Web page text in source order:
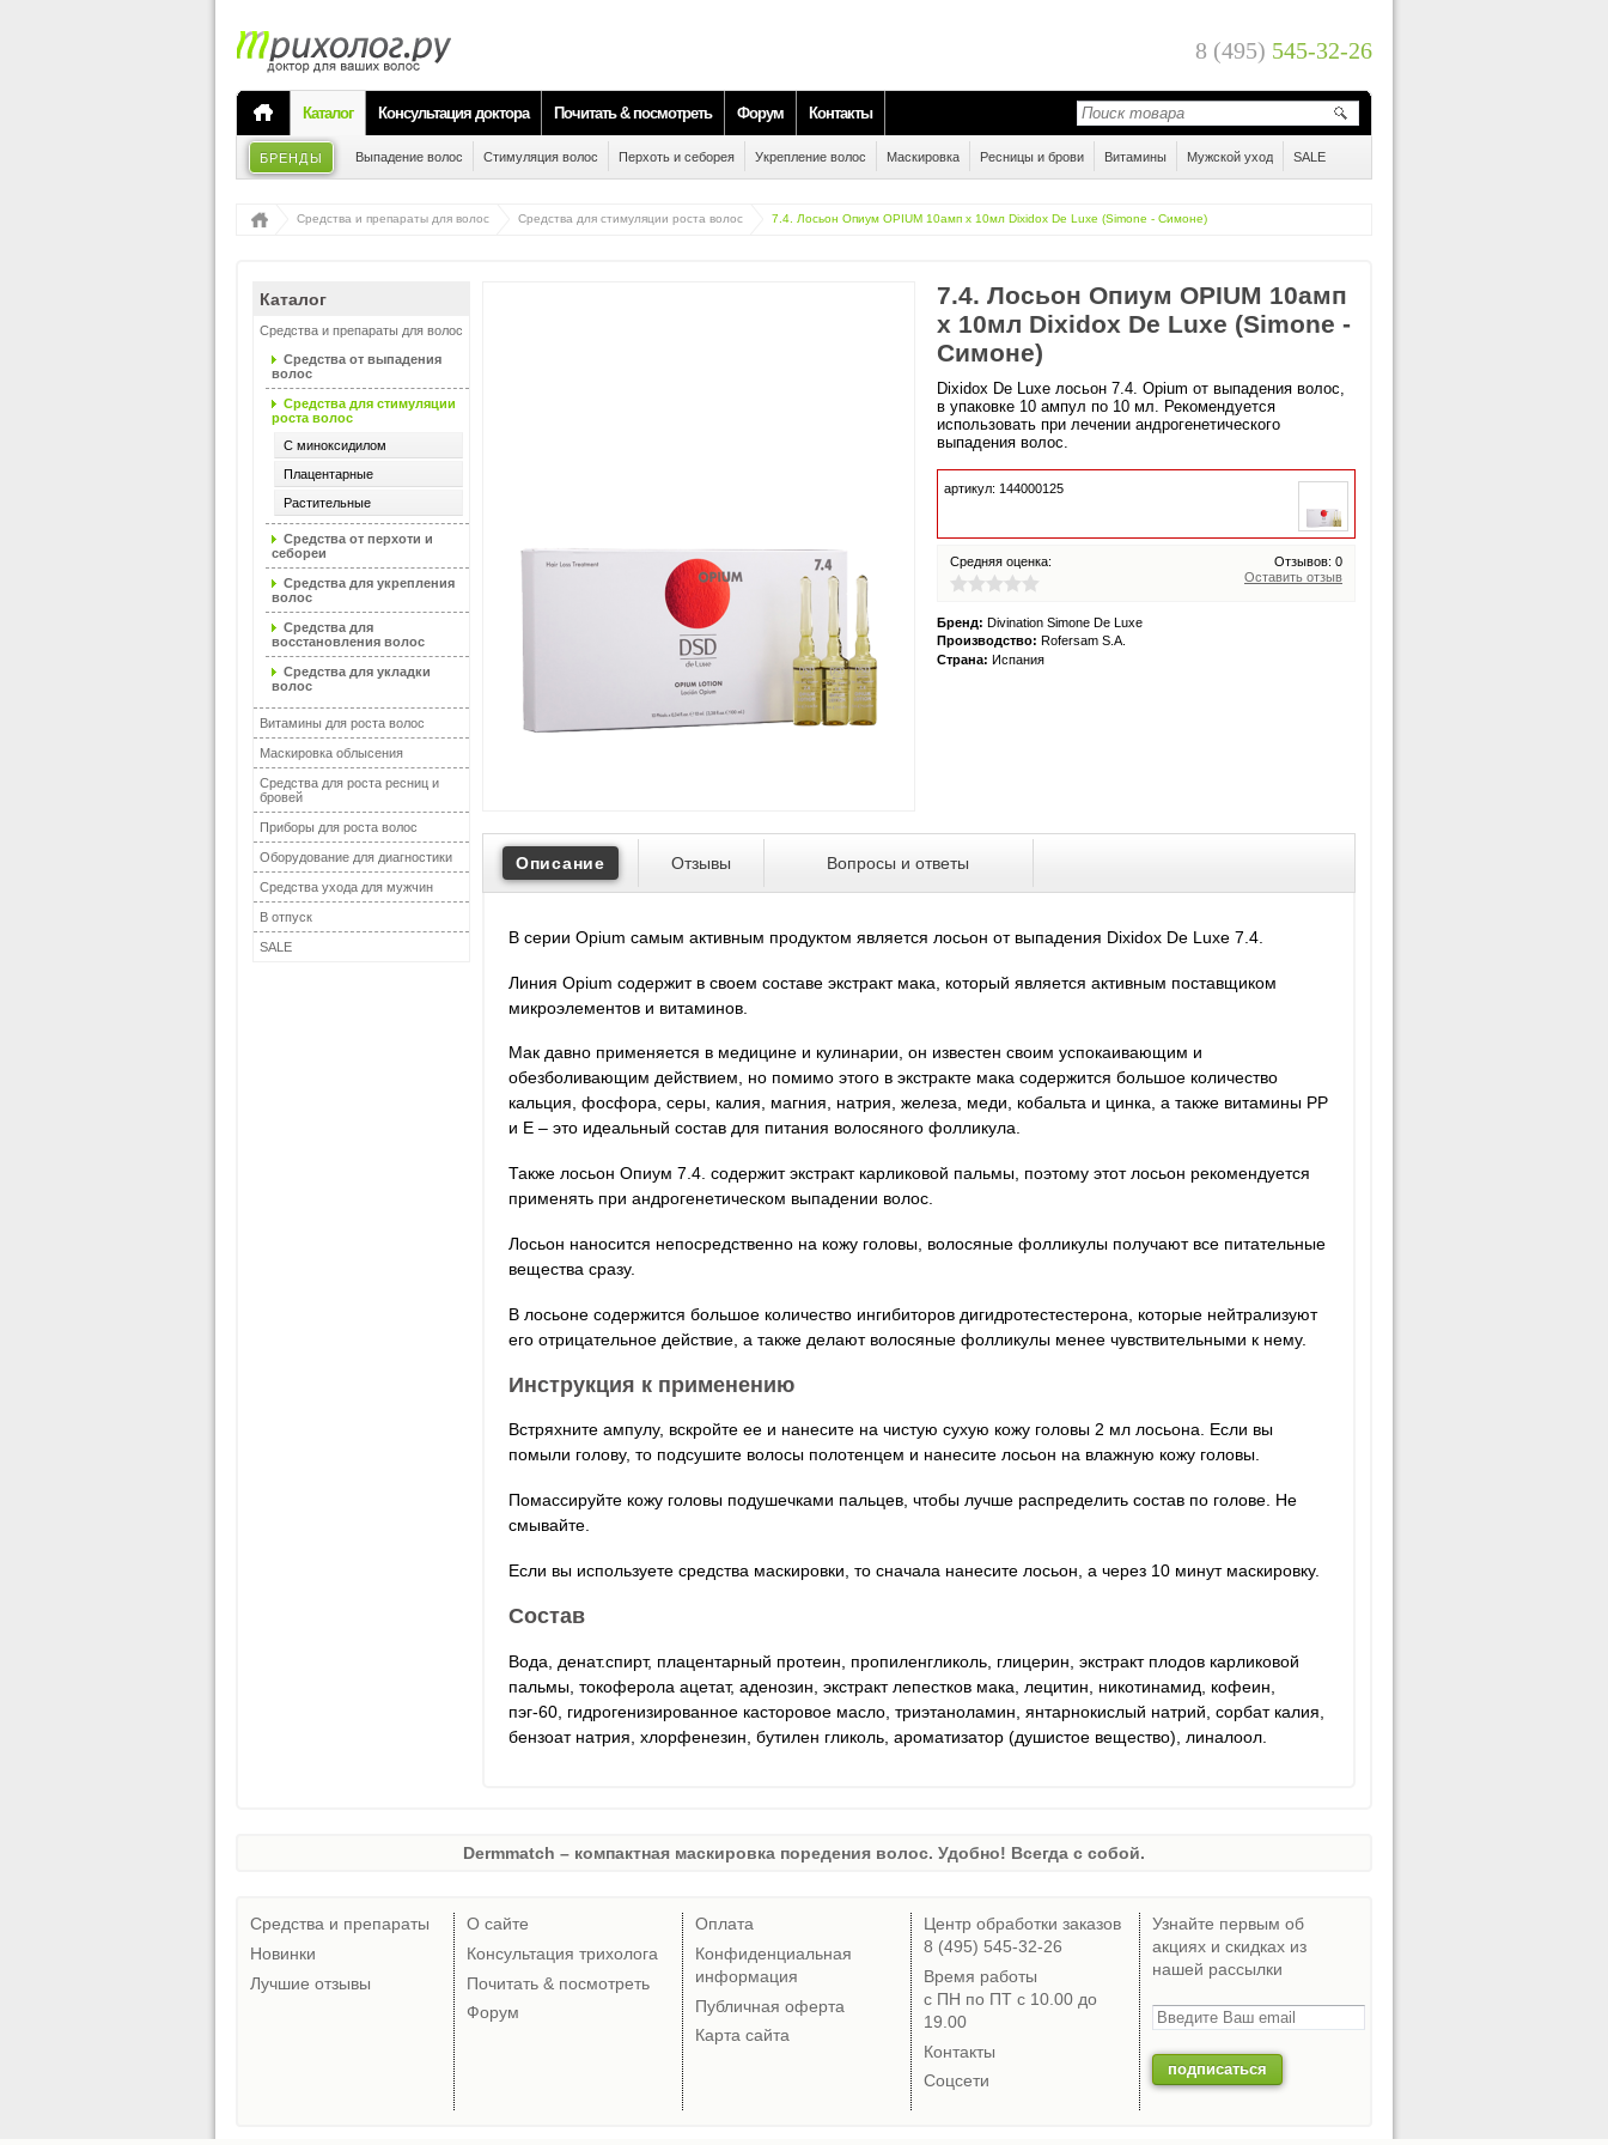
8 (495) 545-32-26
Каталог Консультация доктора Почитать & посмотреть Форум Контакты
БРЕНДЫ Выпадение волос Стимуляция волос Перхоть и себорея Укрепление волос Маскировка Ресницы и брови Витамины Мужской уход SALE
Средства и препараты для волос Средства для стимуляции роста волос 7.4. Лосьон Опиум OPIUM 10амп х 10мл Dixidox De Luxe (Simone - Симоне)
Каталог
Средства и препараты для волос
Средства от выпадения
волос
Средства для стимуляции
роста волос
С миноксидилом
Плацентарные
Растительные
Средства от перхоти и
себореи
Средства для укрепления
волос
Средства для
восстановления волос
Средства для укладки
волос
Витамины для роста волос
Маскировка облысения
Средства для роста ресниц и
бровей
Приборы для роста волос
Оборудование для диагностики
Средства ухода для мужчин
В отпуск
SALE
7.4. Лосьон Опиум OPIUM 10амп
х 10мл Dixidox De Luxe (Simone -
Симоне)
Dixidox De Luxe лосьон 7.4. Opium от выпадения волос,
в упаковке 10 ампул по 10 мл. Рекомендуется
использовать при лечении андрогенетического
выпадения волос.
артикул: 144000125
Отзывов: 0
Оставить отзыв
Средняя оценка:
Бренд: Divination Simone De Luxe
Производство: Rofersam S.A.
Страна: Испания
Описание Отзывы Вопросы и ответы
В серии Opium самым активным продуктом является лосьон от выпадения Dixidox De Luxe 7.4.
Линия Opium содержит в своем составе экстракт мака, который является активным поставщиком
микроэлементов и витаминов.
Мак давно применяется в медицине и кулинарии, он известен своим успокаивающим и
обезболивающим действием, но помимо этого в экстракте мака содержится большое количество
кальция, фосфора, серы, калия, магния, натрия, железа, меди, кобальта и цинка, а также витамины РР
и Е – это идеальный состав для питания волосяного фолликула.
Также лосьон Опиум 7.4. содержит экстракт карликовой пальмы, поэтому этот лосьон рекомендуется
применять при андрогенетическом выпадении волос.
Лосьон наносится непосредственно на кожу головы, волосяные фолликулы получают все питательные
вещества сразу.
В лосьоне содержится большое количество ингибиторов дигидротестестерона, которые нейтрализуют
его отрицательное действие, а также делают волосяные фолликулы менее чувствительными к нему.
Инструкция к применению
Встряхните ампулу, вскройте ее и нанесите на чистую сухую кожу головы 2 мл лосьона. Если вы
помыли голову, то подсушите волосы полотенцем и нанесите лосьон на влажную кожу головы.
Помассируйте кожу головы подушечками пальцев, чтобы лучше распределить состав по голове. Не
смывайте.
Если вы используете средства маскировки, то сначала нанесите лосьон, а через 10 минут маскировку.
Состав
Вода, денат.спирт, плацентарный протеин, пропиленгликоль, глицерин, экстракт плодов карликовой
пальмы, токоферола ацетат, аденозин, экстракт лепестков мака, лецитин, никотинамид, кофеин,
пэг-60, гидрогенизированное касторовое масло, триэтаноламин, янтарнокислый натрий, сорбат калия,
бензоат натрия, хлорфенезин, бутилен гликоль, ароматизатор (душистое вещество), линалоол.
Dermmatch – компактная маскировка поредения волос. Удобно! Всегда с собой.
Средства и препараты
Новинки
Лучшие отзывы
О сайте
Консультация трихолога
Почитать & посмотреть
Форум
Оплата
Конфиденциальная
информация
Публичная оферта
Карта сайта
Центр обработки заказов
8 (495) 545-32-26
Время работы
с ПН по ПТ с 10.00 до
19.00
Контакты
Соцсети
Узнайте первым об
акциях и скидках из
нашей рассылки